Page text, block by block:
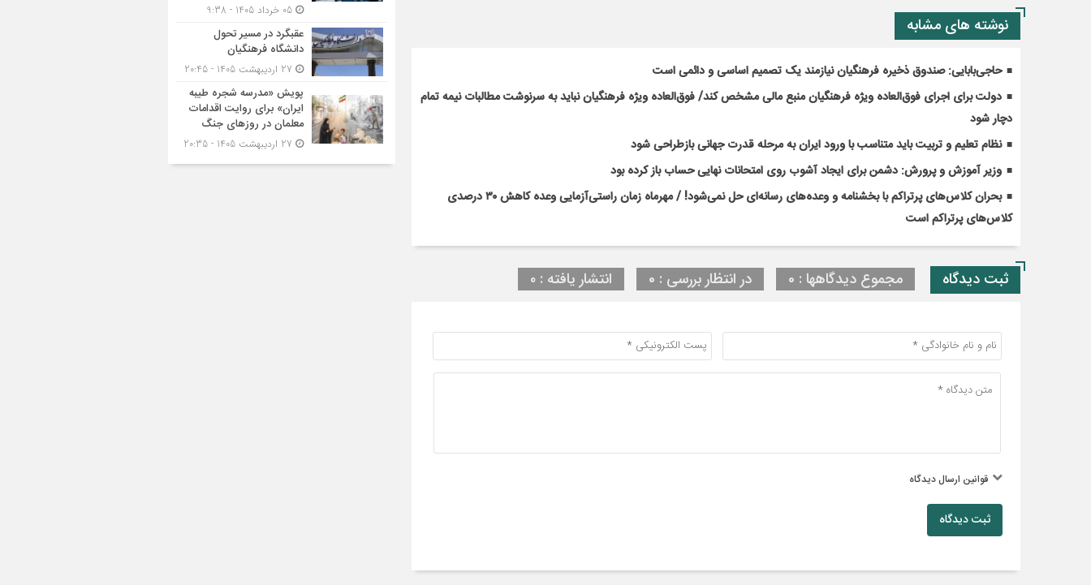
نوشته های مشابه
حاجی‌بابایی: صندوق ذخیره فرهنگیان نیازمند یک تصمیم اساسی و دائمی است
دولت برای اجرای فوق‌العاده ویژه فرهنگیان منبع مالی مشخص کند/ فوق‌العاده ویژه فرهنگیان نباید به سرنوشت مطالبات نیمه‌ تمام
دچار شود
نظام تعلیم و تربیت باید متناسب با ورود ایران به مرحله قدرت جهانی بازطراحی شود
وزیر آموزش و پرورش: دشمن برای ایجاد آشوب روی امتحانات نهایی حساب باز کرده بود
بحران کلاس‌های پرتراکم با بخشنامه و وعده‌های رسانه‌ای حل نمی‌شود! / مهرماه زمان راستی‌آزمایی وعده کاهش ۳۰ درصدی
کلاس‌های پرتراکم است
ثبت دیدگاه مجموع دیدگاهها : 0 در انتظار بررسی : 0 انتشار یافته : ۰
قوانین ارسال دیدگاه
ثبت دیدگاه
عقبگرد در مسیر تحول
دانشگاه فرهنگیان
پویش «مدرسه شجره طیبه
ایران» برای روایت اقدامات
معلمان در روزهای جنگ